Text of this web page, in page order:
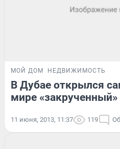
МОЙ ДОМ НЕДВИЖИМОСТЬ
В Дубае открылся
мире «закрученный»
11 июня, 2013, 11:37 119